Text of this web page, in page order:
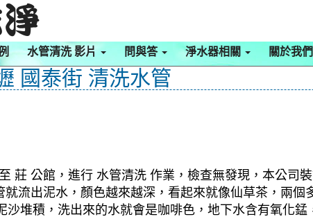
水管清洗 影片 問與答 淨水器相關 關於我們
國泰街 清洗水管
莊 公館，進行 水管清洗 作業，檢查無發現，本公司
流出泥水，顏色越來越深，看起來就像仙草茶，兩個
堆積，洗出來的水就會是咖啡色，地下水含有氧化